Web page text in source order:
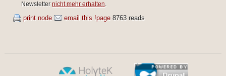
Newsletternicht mehr erhalten.
print node email this !page 8763 reads